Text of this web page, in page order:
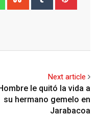
Next article
le quitó la vida a
su hermano gemelo en
Jarabacoa